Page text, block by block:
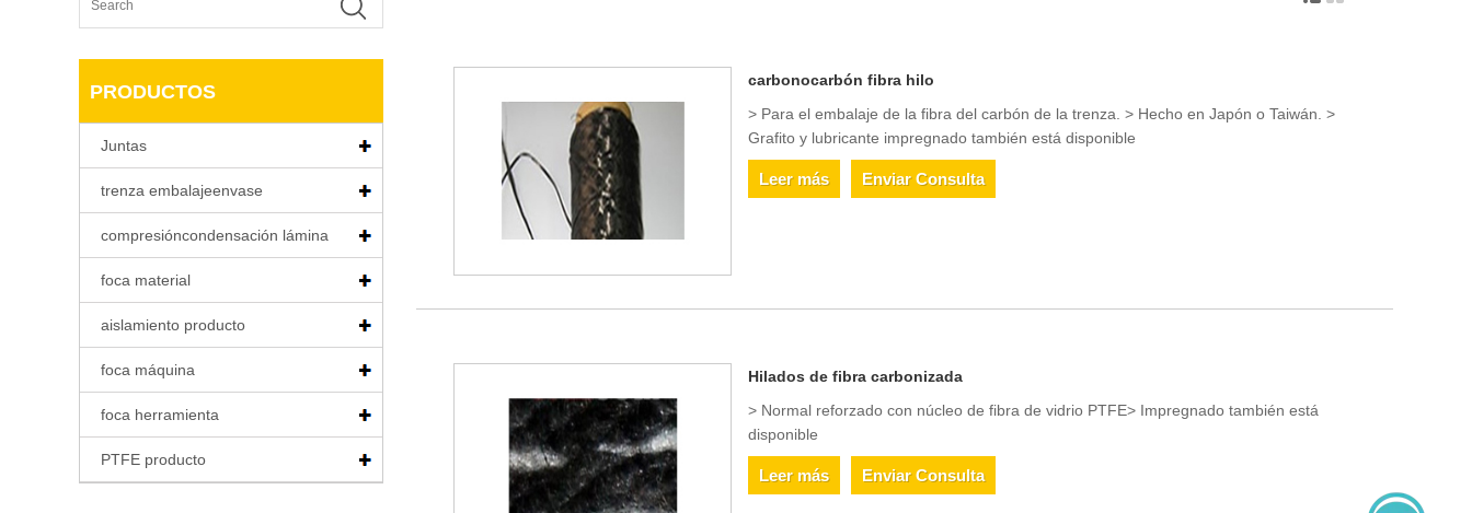
PRODUCTOS
Juntas
trenza embalajeenvase
compresióncondensación lámina
foca material
aislamiento producto
foca máquina
foca herramienta
PTFE producto
carbonocarbón fibra hilo
> Para el embalaje de la fibra del carbón de la trenza. > Hecho en Japón o Taiwán. >
Grafito y lubricante impregnado también está disponible
Leer más Enviar Consulta
Hilados de fibra carbonizada
> Normal reforzado con núcleo de fibra de vidrio PTFE> Impregnado también está
disponible
Leer más Enviar Consulta